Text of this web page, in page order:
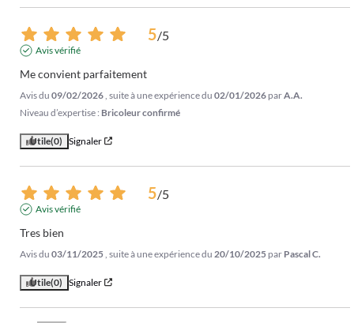
5/5
Avis vérifié
Me convient parfaitement
Avis du 09/02/2026 , suite à une expérience du 02/01/2026 parA.A.
Niveau d’expertise : Bricoleur confirmé
Utile(0) Signaler
5/5
Avis vérifié
Tres bien
Avis du 03/11/2025 , suite à une expérience du 20/10/2025 par Pascal C.
Utile(0) Signaler